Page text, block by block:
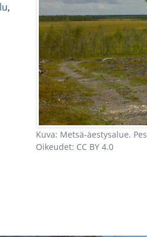
Kuva: Metsä-äestysalue.
Oikeudet: CC BY 4.0
,